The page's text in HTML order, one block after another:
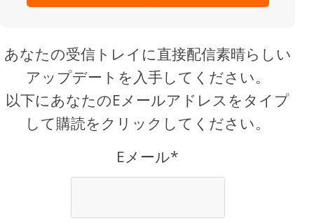
あなたの受信トレイに直接配信素晴らしい
アップデートを入手してください。
以下にあなたのEメールアドレスをタイプ
して購読をクリックしてください。
Eメール*